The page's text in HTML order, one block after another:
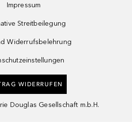
Impressum
Streitbeilegung
Widerrufsbelehrung
WIDERRUFEN
Douglas Gesellschaft m.b.H.